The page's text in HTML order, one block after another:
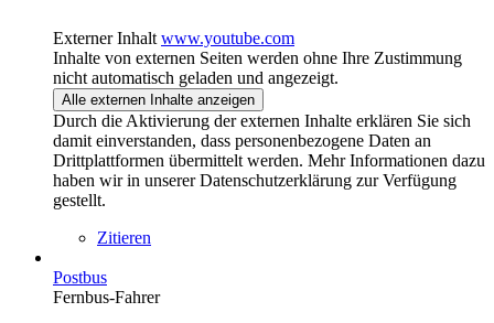
Externer Inhalt www.youtube.com
Inhalte von externen Seiten werden ohne Ihre Zustimmung
nicht automatisch geladen und angezeigt.
Alle externen Inhalte anzeigen
Durch die Aktivierung der externen Inhalte erklären Sie sich
damit einverstanden, dass personenbezogene Daten an
Drittplattformen übermittelt werden. Mehr Informationen dazu
haben wir in unserer Datenschutzerklärung zur Verfügung
gestellt.
Zitieren
Postbus
Fernbus-Fahrer